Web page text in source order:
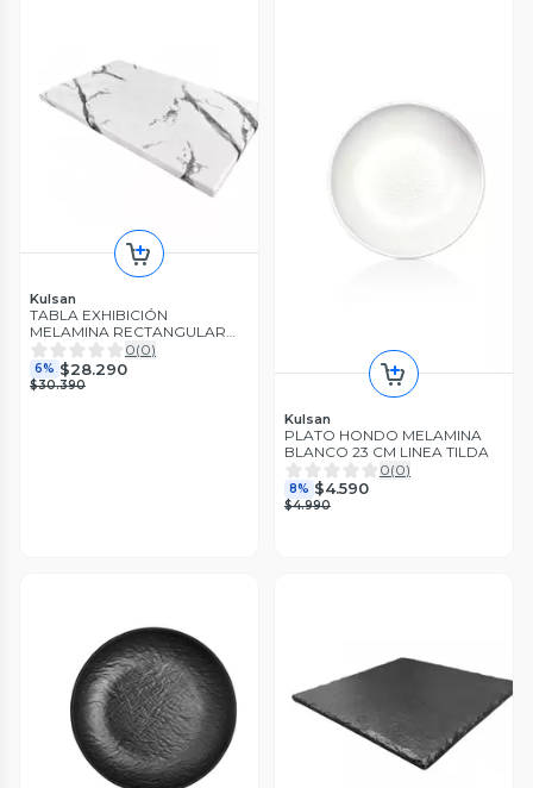
Kulsan
TABLA EXHIBICIÓN
MELAMINA RECTANGULAR
MÁRMOL BLANCO 53X32X1
CM
0(0)
6% $28.290
$30.390
Kulsan
PLATO HONDO MELAMINA
BLANCO 23 CM LINEA TILDA
0(0)
8% $4.590
$4.990